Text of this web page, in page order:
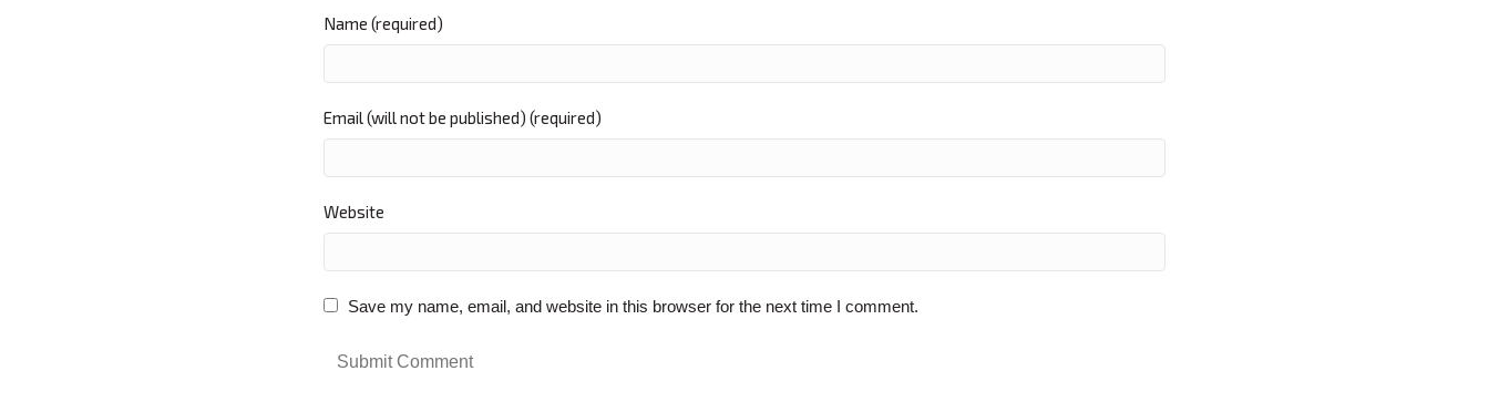
Name (required)
Email (will not be published) (required)
Website
Save my name, email, and website in this browser for the next time I comment.